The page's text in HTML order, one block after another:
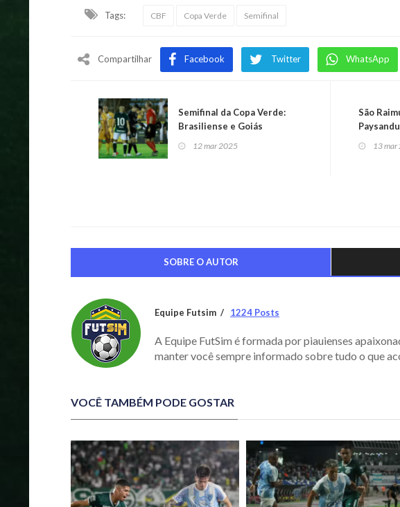
Tags: CBF Copa Verde Semifinal
Compartilhar Facebook Twitter WhatsApp
Semifinal da Copa Verde:
Brasiliense e Goiás
eletrizante
12 mar 2025
São
Verde
13
SOBRE O AUTOR
Equipe Futsim 1224 Posts
A Equipe FutSim é formada por piauienses
manter você sempre informado sobre tudo o que
VOCÊ TAMBÉM PODE GOSTAR